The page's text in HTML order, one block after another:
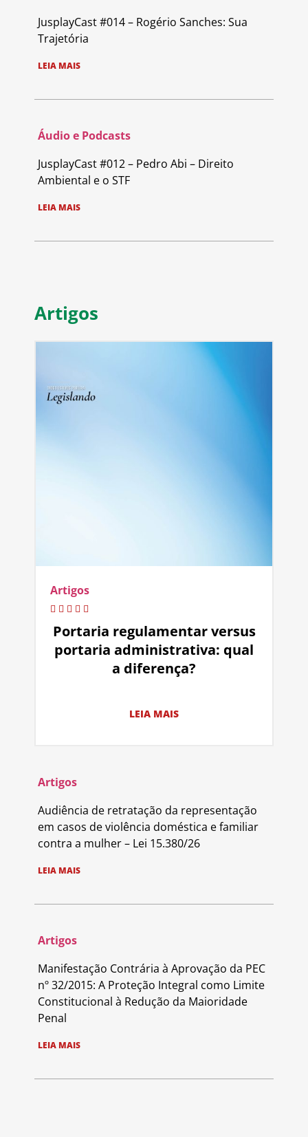
JusplayCast #014 – Rogério Sanches: Sua
Trajetória
LEIA MAIS
Áudio e Podcasts
JusplayCast #012 – Pedro Abi – Direito
Ambiental e o STF
LEIA MAIS
Artigos
Artigos
Portaria regulamentar versus
portaria administrativa: qual
a diferença?
LEIA MAIS
Artigos
Audiência de retratação da representação
em casos de violência doméstica e familiar
contra a mulher – Lei 15.380/26
LEIA MAIS
Artigos
Manifestação Contrária à Aprovação da PEC
nº 32/2015: A Proteção Integral como Limite
Constitucional à Redução da Maioridade
Penal
LEIA MAIS